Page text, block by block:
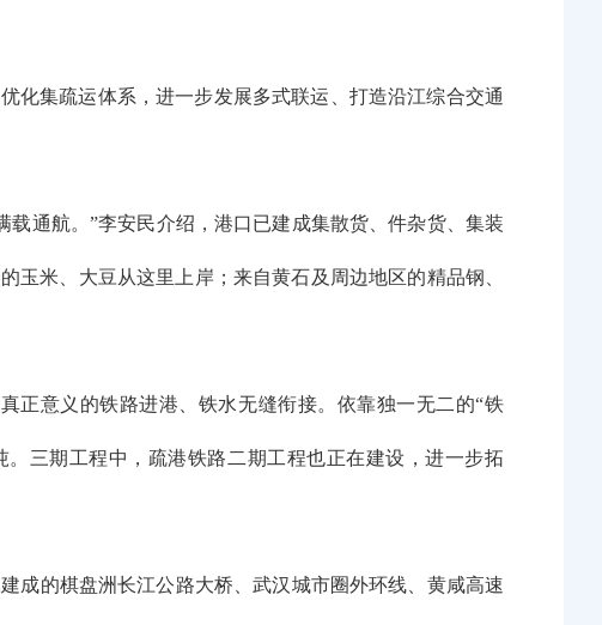
化集疏运体系，进一步发展多式联运、打造沿江综合交通
通航。”李安民介绍，港口已建成集散货、件杂货、集装
米、大豆从这里上岸；来自黄石及周边地区的精品钢、
正意义的铁路进港、铁水无缝衔接。依靠独一无二的“铁
三期工程中，疏港铁路二期工程也正在建设，进一步拓
成的棋盘洲长江公路大桥、武汉城市圈外环线、黄咸高速